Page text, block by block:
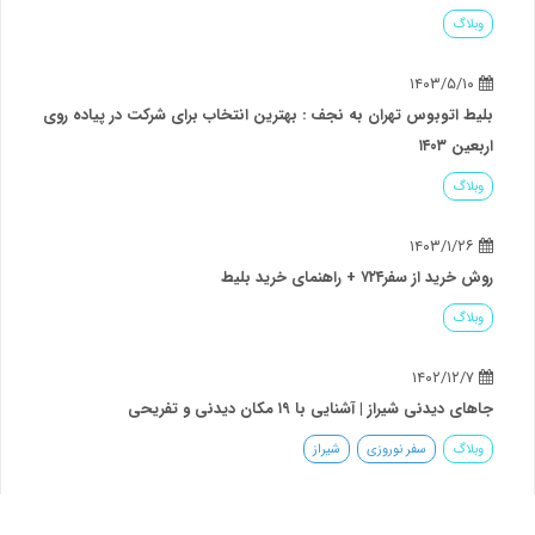
وبلاگ
بلیط اتوبوس تهران به نجف : بهترین انتخاب برای شرکت در پیاده روی
اربعین ۱۴۰۳
وبلاگ
روش خرید از سفر۷۲۴ + راهنمای خرید بلیط
وبلاگ
جاهای دیدنی شیراز | آشنایی با ۱۹ مکان دیدنی و تفریحی
وبلاگ سفر نوروزی شیراز